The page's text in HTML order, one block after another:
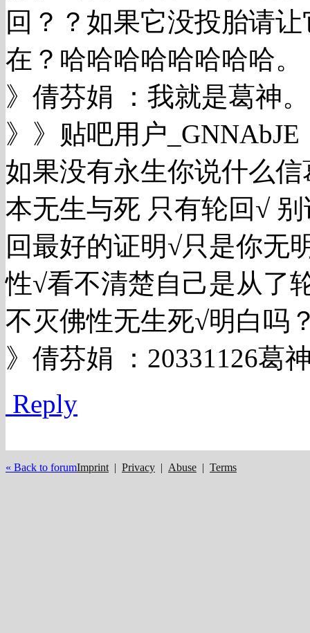
回？？如果它没投胎请
在？哈哈哈哈哈哈哈哈。
》倩芬娟 ：我就是葛神。
》》贴吧用户
如果没有永生你说什么
本无生与死 只有轮回√
回最好的证明√只是你无
性√看不清楚自己是从了
不灭佛性无生死√明白吗
》倩芬娟 ：20331126葛
Reply
« Back to forumImprint | Privacy | Abuse | Terms